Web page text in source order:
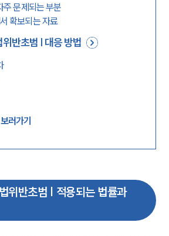
주 문제되는 부분
확보되는 자료
반초범 | 대응 방법
러가기
위반초범 | 적용되는 법률과